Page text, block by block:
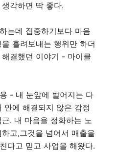
각하면 딱 좋다.
는데 집중하기보다 마음
흘려보내는 행위만 하더
결했던 이야기 - 마이클
- 내 눈앞에 벌어지는 다
안에 해결되지 않은 감정
. 내 마음을 정화하는 노
고,그것을 넘어서 매출을
다고 믿고 사업을 해왔다.